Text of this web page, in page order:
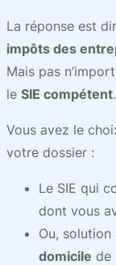
La réponse est
impôts des
Mais pas
le SIE compétent.
Vous avez le
votre dossier :
Le SIE qui
dont vous
Ou,
domicile de